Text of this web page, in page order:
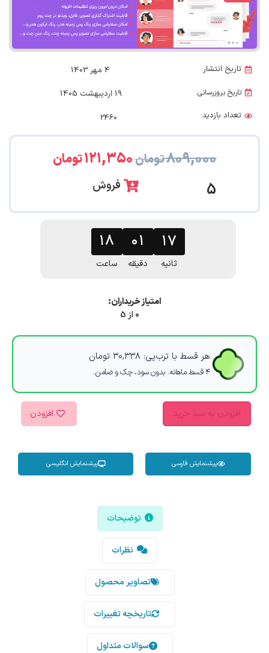
تاریخ انتشار: 4 مهر 1403
تاریخ بروزرسانی:
19 اردیبهشت 1405
تعداد بازدید:
2460
۸۰۹,۰۰۰تومان۱۲۱,۳۵۰تومان
5 فروش
۱۸
ساعت
۰۱
دقیقه
۱۶
ثانیه
امتیاز خریداران:
0 از 5
هر قسط با ترب‌پی: ۳۰,۳۳۸ تومان
۴ قسط ماهانه. بدون سود، چک و ضامن.
افزودن به سبد خرید افزودن
پیشنمایش فارسی پیشنمایش انگلیسی
توضیحات
نظرات
تصاویر محصول
تاریخچه تغییرات
سوالات متداول